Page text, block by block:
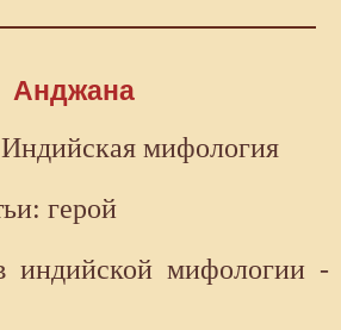
Анджана
мифология
герой
индийской мифологии -